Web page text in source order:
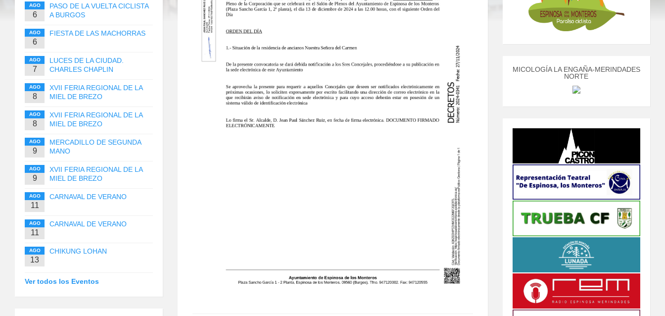
AGO
6
PASO DE LA VUELTA CICLISTA
A BURGOS
AGO
6
FIESTA DE LAS MACHORRAS
AGO
7
LUCES DE LA CIUDAD.
CHARLES CHAPLIN
AGO
8
XVII FERIA REGIONAL DE LA
MIEL DE BREZO
AGO
8
XVII FERIA REGIONAL DE LA
MIEL DE BREZO
AGO
9
MERCADILLO DE SEGUNDA
MANO
AGO
9
XVII FERIA REGIONAL DE LA
MIEL DE BREZO
AGO
11
CARNAVAL DE VERANO
AGO
11
CARNAVAL DE VERANO
AGO
13
CHIKUNG LOHAN
Ver todos los Eventos
MICOLOGÍA LA ENGAÑA-MERINDADES
NORTE